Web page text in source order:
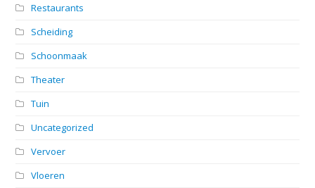
Restaurants
Scheiding
Schoonmaak
Theater
Tuin
Uncategorized
Vervoer
Vloeren